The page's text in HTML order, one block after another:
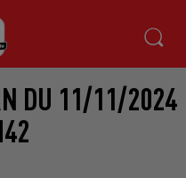
DU 11/11/2024